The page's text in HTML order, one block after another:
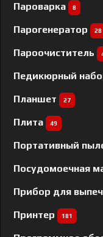
Пароварка 8
Парогенератор 28
Пароочиститель
Педикюрный
Планшет 27
Плита 49
Портативный
Посудомоечная
Прибор для
Принтер 181